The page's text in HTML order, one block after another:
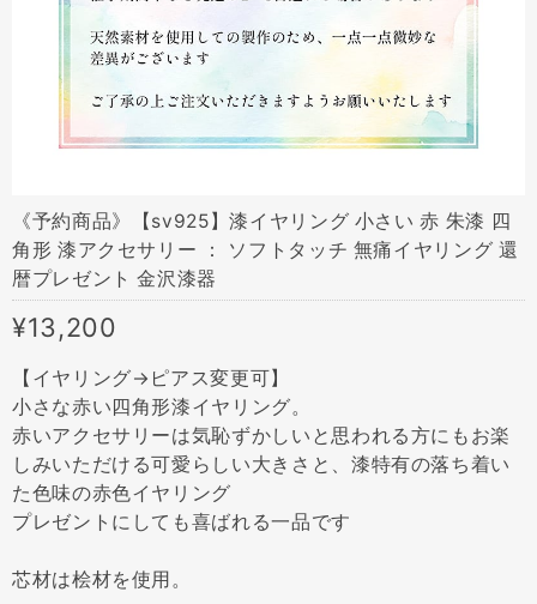
《予約商品》【sv925】漆イヤリング 小さい 赤 朱漆 四
角形 漆アクセサリー ： ソフトタッチ 無痛イヤリング 還
暦プレゼント 金沢漆器
¥13,200
【イヤリング→ピアス変更可】
小さな赤い四角形漆イヤリング。
赤いアクセサリーは気恥ずかしいと思われる方にもお楽
しみいただける可愛らしい大きさと、漆特有の落ち着い
た色味の赤色イヤリング
プレゼントにしても喜ばれる一品です
芯材は桧材を使用。